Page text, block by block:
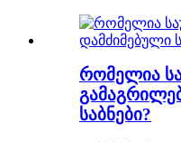
რომელია
საბნები?